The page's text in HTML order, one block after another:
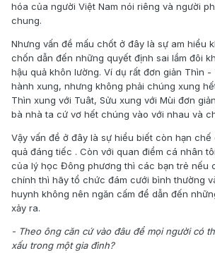
hóa của người Việt Nam nói riêng và người
chung.
Nhưng vấn đề mấu chốt ở đây là sự am hiểu
chốn dẫn đến những quyết định sai lầm đôi
hậu quả khôn lường. Ví dụ rất đơn giản Thìn
hành xung, nhưng không phải chúng xung
Thìn xung với Tuât, Sửu xung với Mùi đơn
bà nhà ta cứ vơ hết chúng vào với nhau và
Vậy vấn đề ở đây là sự hiểu biết còn hạn chế
quả đáng tiếc . Còn với quan điểm cá nhân
của lý học Đông phương thì các bạn trẻ nếu
chính thì hãy tổ chức đám cưới bình thường
huynh không nên ngăn cấm để dẫn đến
xảy ra.
- Theo ông căn cứ vào đâu để mọi người có
xấu trong một gia đình?